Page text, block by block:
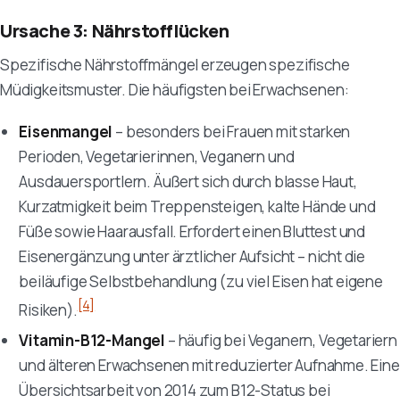
Ursache 3: Nährstofflücken
Spezifische Nährstoffmängel erzeugen spezifische
Müdigkeitsmuster. Die häufigsten bei Erwachsenen:
Eisenmangel – besonders bei Frauen mit starken
Perioden, Vegetarierinnen, Veganern und
Ausdauersportlern. Äußert sich durch blasse Haut,
Kurzatmigkeit beim Treppensteigen, kalte Hände und
Füße sowie Haarausfall. Erfordert einen Bluttest und
Eisenergänzung unter ärztlicher Aufsicht – nicht die
beiläufige Selbstbehandlung (zu viel Eisen hat eigene
Risiken).[4]
Vitamin-B12-Mangel – häufig bei Veganern, Vegetariern
und älteren Erwachsenen mit reduzierter Aufnahme. Eine
Übersichtsarbeit von 2014 zum B12-Status bei